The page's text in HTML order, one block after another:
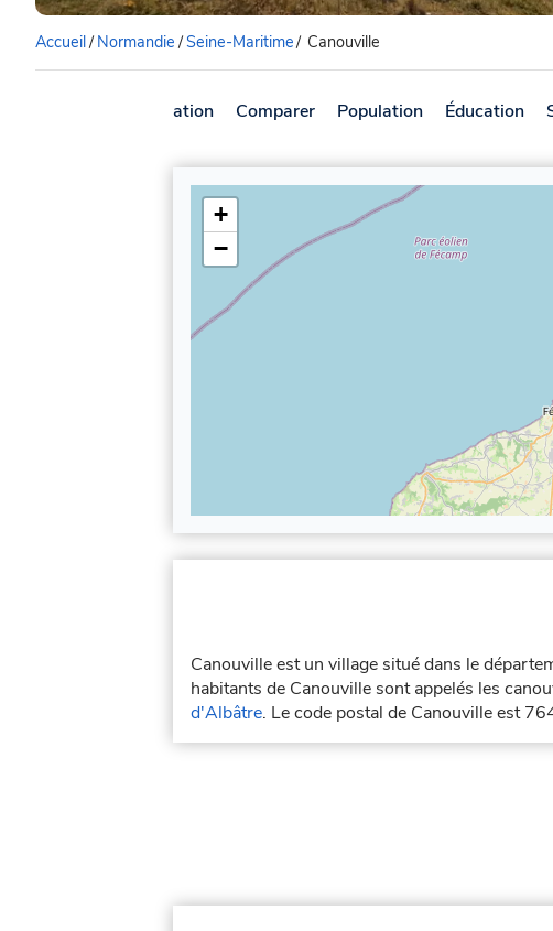
Accueil/ Normandie/Seine-Maritime/ Canouville
Présentation Comparer Population Éducation
+
−
Canouville est un village situé dans le
habitants de Canouville sont appelés les
d'Albâtre. Le code postal de Canouville est